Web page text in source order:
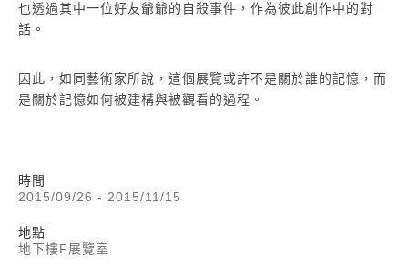
也透過其中一位好友爺爺的自殺事件，作為彼此創作中的對
話。
因此，如同藝術家所說，這個展覽或許不是關於誰的記憶，而
是關於記憶如何被建構與被觀看的過程。
時間
2015/09/26 - 2015/11/15
地點
地下樓F展覽室